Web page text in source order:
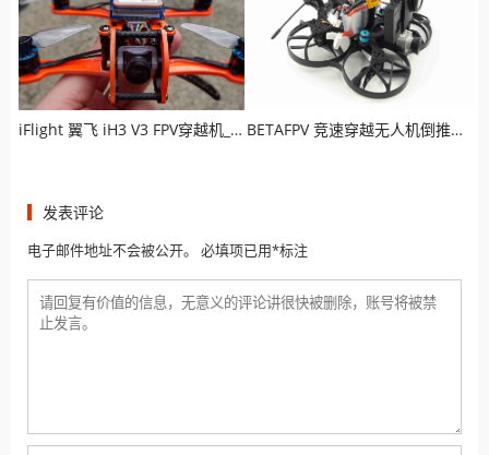
iFlight 翼飞 iH3 V3 FPV穿越机_适合新手入门的低价配置清单 BETAFPV 竞速穿越无人机倒推式Beta95X V2 Whoop（DJI 数字图传）
发表评论
电子邮件地址不会被公开。 必填项已用*标注